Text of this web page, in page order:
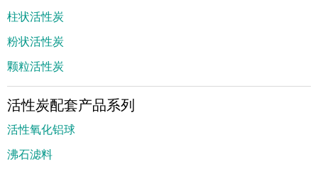
柱状活性炭
粉状活性炭
颗粒活性炭
活性炭配套产品系列
活性氧化铝球
沸石滤料